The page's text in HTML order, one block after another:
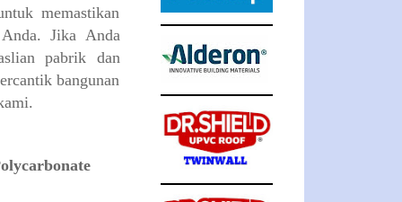
memastikan
Jika Anda
pabrik dan
bangunan